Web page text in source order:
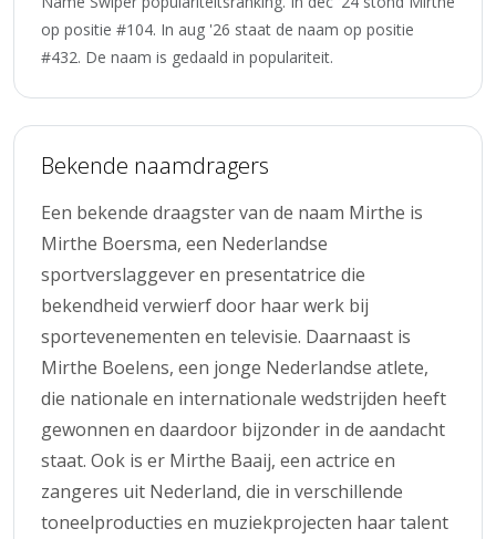
op positie #104. In aug '26 staat de naam op positie
#432. De naam is gedaald in populariteit.
Bekende naamdragers
Een bekende draagster van de naam Mirthe is
Mirthe Boersma, een Nederlandse
sportverslaggever en presentatrice die
bekendheid verwierf door haar werk bij
sportevenementen en televisie. Daarnaast is
Mirthe Boelens, een jonge Nederlandse atlete,
die nationale en internationale wedstrijden heeft
gewonnen en daardoor bijzonder in de aandacht
staat. Ook is er Mirthe Baaij, een actrice en
zangeres uit Nederland, die in verschillende
toneelproducties en muziekprojecten haar talent